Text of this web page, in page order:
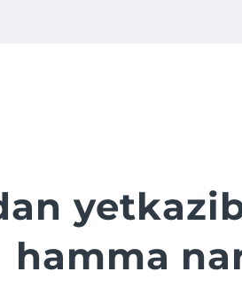
hamma